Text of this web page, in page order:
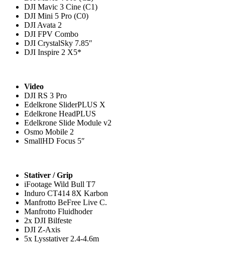
DJI Mavic 3 Cine (C1)
DJI Mini 5 Pro (C0)
DJI Avata 2
DJI FPV Combo
DJI CrystalSky 7.85″
DJI Inspire 2 X5*
Video
DJI RS 3 Pro
Edelkrone SliderPLUS X
Edelkrone HeadPLUS
Edelkrone Slide Module v2
Osmo Mobile 2
SmallHD Focus 5″
Stativer / Grip
iFootage Wild Bull T7
Induro CT414 8X Karbon
Manfrotto BeFree Live C.
Manfrotto Fluidhoder
2x DJI Bilfeste
DJI Z-Axis
5x Lysstativer 2.4-4.6m